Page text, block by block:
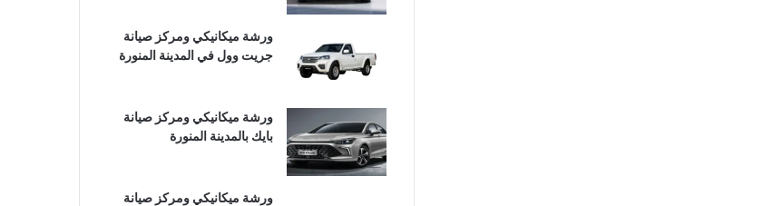
ورشة ميكانيكي ومركز صيانة
جريت وول في المدينة المنورة
ورشة ميكانيكي ومركز صيانة
بايك بالمدينة المنورة
ورشة ميكانيكي ومركز صيانة